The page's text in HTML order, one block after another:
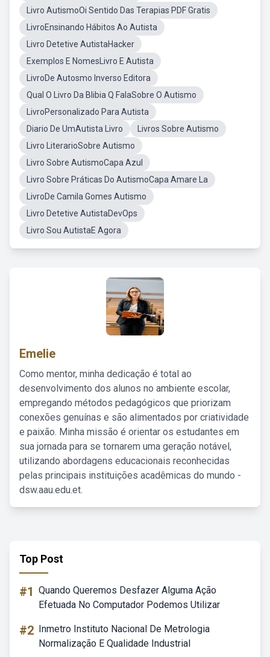
Livro AutismoOi Sentido Das Terapias PDF Gratis
LivroEnsinando Hábitos Ao Autista
Livro Detetive AutistaHacker
Exemplos E NomesLivro E Autista
LivroDe Autosmo Inverso Editora
Qual O Livro Da Blibia Q FalaSobre O Autismo
LivroPersonalizado Para Autista
Diario De UmAutista Livro
Livros Sobre Autismo
Livro LiterarioSobre Autismo
Livro Sobre AutismoCapa Azul
Livro Sobre Práticas Do AutismoCapa Amare La
LivroDe Camila Gomes Autismo
Livro Detetive AutistaDevOps
Livro Sou AutistaE Agora
Emelie
Como mentor, minha dedicação é total ao
desenvolvimento dos alunos no ambiente escolar,
empregando métodos pedagógicos que priorizam
conexões genuínas e são alimentados por criatividade
e paixão. Minha missão é orientar os estudantes em
sua jornada para se tornarem uma geração notável,
utilizando abordagens educacionais reconhecidas
pelas principais instituições acadêmicas do mundo -
dsw.aau.edu.et.
Top Post
#1 Quando Queremos Desfazer Alguma Ação
Efetuada No Computador Podemos Utilizar
#2 Inmetro Instituto Nacional De Metrologia
Normalização E Qualidade Industrial